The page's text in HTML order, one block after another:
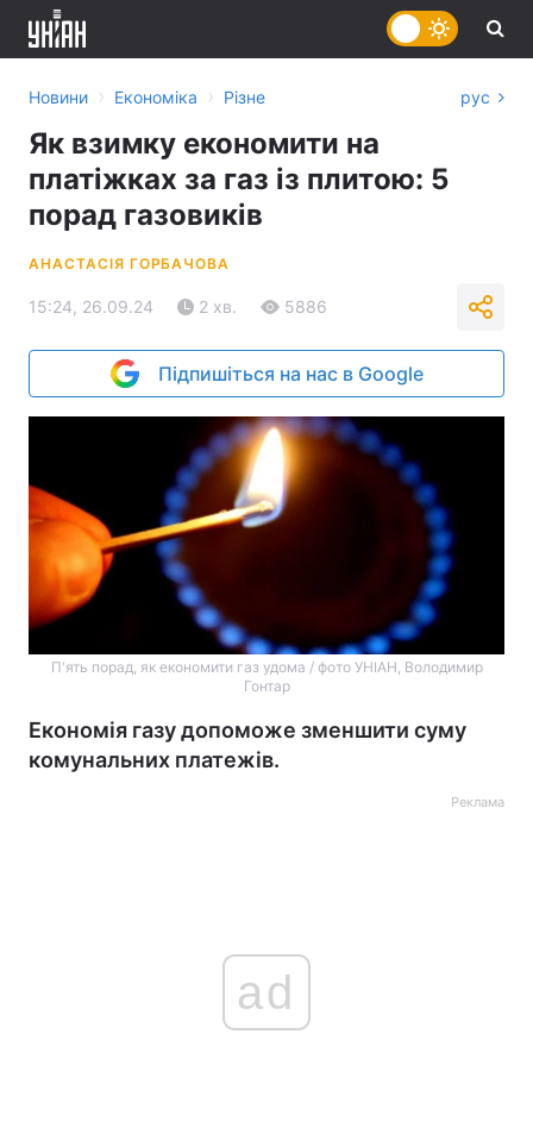
Новини › Економіка › Різне рус
Як взимку економити на
платіжках за газ із плитою: 5
порад газовиків
АНАСТАСІЯ ГОРБАЧОВА
15:24, 26.09.24 2 хв. 5886
Підпишіться на нас в Google
П'ять порад, як економити газ удома / фото УНІАН, Володимир
Гонтар
Економія газу допоможе зменшити суму
комунальних платежів.
Реклама
ad